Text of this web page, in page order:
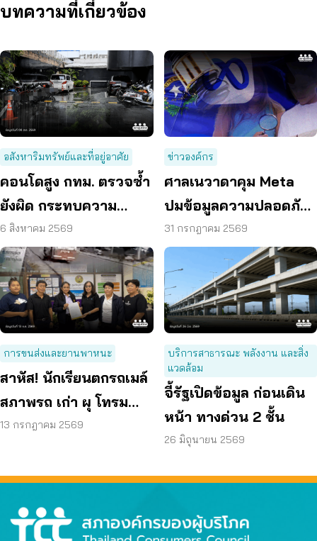
บทความที่เกี่ยวข้อง
อสังหาริมทรัพย์และที่อยู่อาศัย
คอนโดสูง กทม. ตรวจซ้ำ
ยังผิด กระทบความ
ปลอดภัย
6 สิงหาคม 2569
ข่าวองค์กร
ศาลเนวาดาคุม Meta
ปมข้อมูลความปลอดภัย
ต่อเด็กบนเมสเซนเจอร์
31 กรกฎาคม 2569
การขนส่งและยานพาหนะ
สาหัส! นักเรียนตกรถเมล์
สภาพรถ เก่า ผุ โทรม
ถามหามาตรฐานรถ
13 กรกฎาคม 2569
บริการสาธารณะ พลังงาน และสิ่ง
แวดล้อม
จี้รัฐเปิดข้อมูล ก่อนเดิน
หน้า ทางด่วน 2 ชั้น
26 มิถุนายน 2569